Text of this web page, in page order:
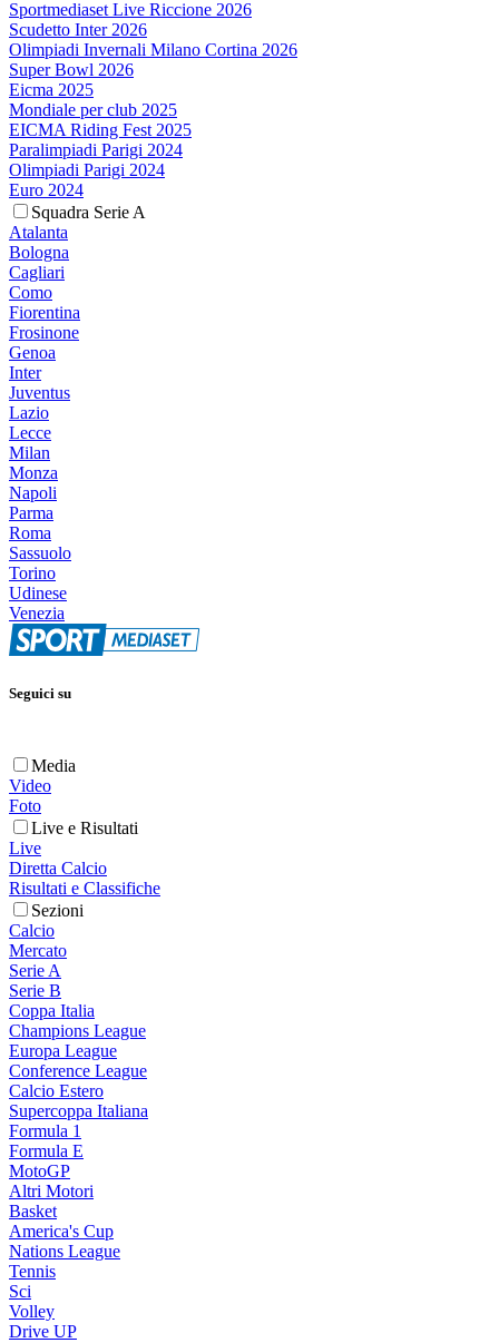
Sportmediaset Live Riccione 2026
Scudetto Inter 2026
Olimpiadi Invernali Milano Cortina 2026
Super Bowl 2026
Eicma 2025
Mondiale per club 2025
EICMA Riding Fest 2025
Paralimpiadi Parigi 2024
Olimpiadi Parigi 2024
Euro 2024
Squadra Serie A
Atalanta
Bologna
Cagliari
Como
Fiorentina
Frosinone
Genoa
Inter
Juventus
Lazio
Lecce
Milan
Monza
Napoli
Parma
Roma
Sassuolo
Torino
Udinese
Venezia
Seguici su
Media
Video
Foto
Live e Risultati
Live
Diretta Calcio
Risultati e Classifiche
Sezioni
Calcio
Mercato
Serie A
Serie B
Coppa Italia
Champions League
Europa League
Conference League
Calcio Estero
Supercoppa Italiana
Formula 1
Formula E
MotoGP
Altri Motori
Basket
America's Cup
Nations League
Tennis
Sci
Volley
Drive UP